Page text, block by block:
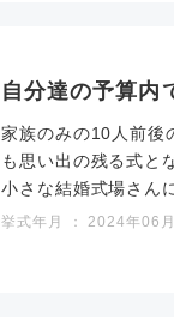
自分達の予算内
家族のみの10人前後
も思い出の残る式と
小さな結婚式場さん
挙式年月 ： 2024年06